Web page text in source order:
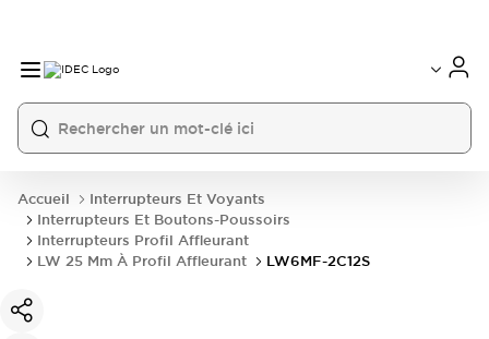
Accueil
Interrupteurs Et Voyants
Interrupteurs Et Boutons-Poussoirs
Interrupteurs Profil Affleurant
LW 25 Mm À Profil Affleurant
LW6MF-2C12S